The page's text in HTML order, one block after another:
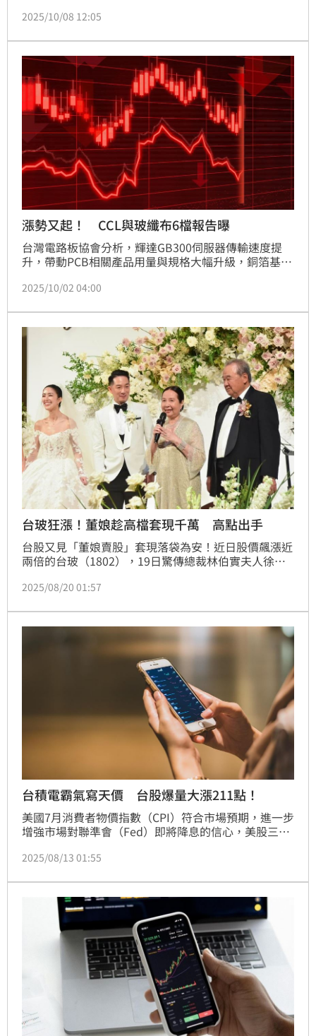
衡至少延續至2027年底，為AI伺服器與高速通訊設備
之際，材料端壓力尤為明顯。高階玻纖布Low Dk2為AI
伺服器PCB關鍵介電材料，但市場大廠普遍保守，缺乏
新增產能，預期至少兩年內無法緩解。法人指出，富喬
（1815）為少數擁有新爐產能的供應商，將率先受惠
於此波漲價潮。
2025/10/08 12:05
漲勢又起！ CCL與玻纖布6檔報告曝
台灣電路板協會分析，輝達GB300伺服器傳輸速度提
升，帶動PCB相關產品用量與規格大幅升級，銅箔基板
箔基板材料，法人預期可助業者出貨量成長並提升毛利
快要等到2026年日東紡、台玻新產能開出後，供需才
有望舒緩，短期內價格持續走揚。法人提醒，下游報價
易漲難跌，相關材料供應鏈可望受惠。
2025/10/02 04:00
台玻狂漲！董娘趁高檔套現千萬 高點出手
台股又見「董娘賣股」套現落袋為安！近日股價飆漲近
兩倍的台玻（1802），19日驚傳總裁林伯實夫人徐莉
間，透過公開市場交易 轉讓400張持股。不過這董娘賣
盤中殺近10%跌停，雖一度被打開，但尾盤仍不敵賣壓
灌入跌停價32.4元，逾七千張等賣。
2025/08/20 01:57
台積電霸氣寫天價 台股爆量大漲211點！
美國7月消費者物價指數（CPI）符合市場預期，進一步
增強市場對聯準會（Fed）即將降息的信心，美股三大
（13）日加權指數高開後震盪走揚，終場收漲211.66
億元；櫃買指數則上漲0.4%，收在243.33點，成交金
額1,856.14億元，呈現權值與中小型股齊揚的格局。
2025/08/13 01:55